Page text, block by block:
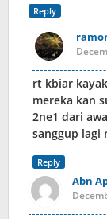
Reply
rt kbiar
mereka kan
2ne1 dari
sanggup lagi
Reply
Abn